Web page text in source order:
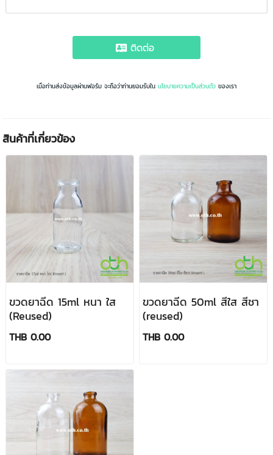
ติดต่อ
เมื่อท่านส่งข้อมูลผ่านฟอร์ม จะถือว่าท่านยอมรับใน นโยบายความเป็นส่วนตัว ของเรา
สินค้าที่เกี่ยวข้อง
ขวดยาฉีด 15ml หนา ใส
(Reused)
THB 0.00
ขวดยาฉีด 50ml สีใส สีชา
(reused)
THB 0.00